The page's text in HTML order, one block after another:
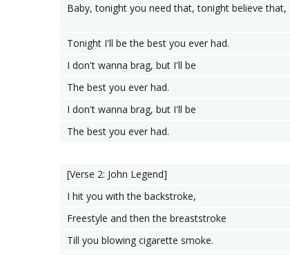
Baby, tonight you need that, tonight believe that,
Tonight I'll be the best you ever had.
I don't wanna brag, but I'll be
The best you ever had.
I don't wanna brag, but I'll be
The best you ever had.
[Verse 2: John Legend]
I hit you with the backstroke,
Freestyle and then the breaststroke
Till you blowing cigarette smoke.